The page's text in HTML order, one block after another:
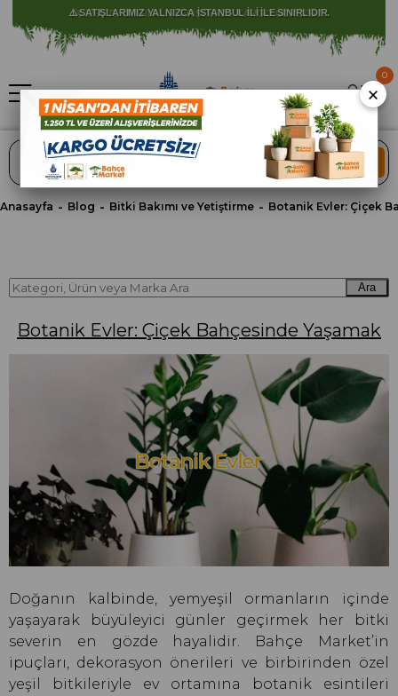
⚠️ SATIŞLARIMIZ YALNIZCA İSTANBUL İLİ İLE SINIRLIDIR.
ARA
0
Anasayfa Blog Bitki Bakımı ve Yetiştirme
Ara
Botanik Evler: Çiçek Bahçesinde Yaşamak
Doğanın kalbinde, yemyeşil ormanların içinde
yaşayarak büyüleyici günler geçirmek her bitki
severin en gözde hayalidir. Bahçe Market’in
ipuçları, dekorasyon önerileri ve birbirinden özel
yeşil bitkileriyle ev ortamına botanik esintileri
×